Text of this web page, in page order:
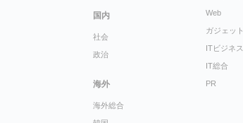
国内
社会
政治
海外
海外総合
Web
ガジェット
ITビジネス
IT総合
PR